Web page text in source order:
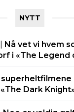
NYTT
Nå vet vi hvem
i «The Legend
superheltfilmene
Dark